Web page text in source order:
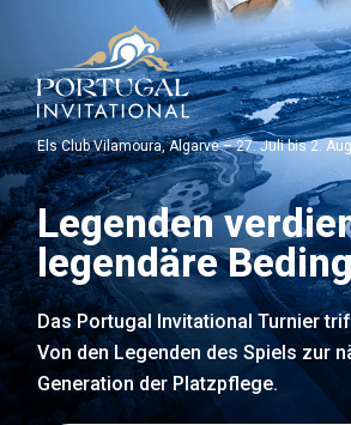
Els Club Vilamoura, Algarve – 27. Juli bis 2.
Legenden
legendäre
Das Portugal Invitational Turnier
Von den Legenden des Spiels zur
Generation der Platzpflege.